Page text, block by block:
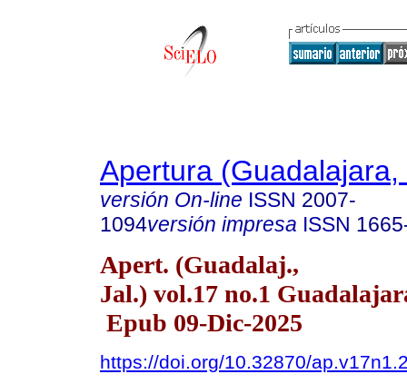
Apertura (Guadalajara,
versión On-line ISSN 2007-
1094versión impresa ISSN
Apert. (Guadalaj.,
Jal.) vol.17 no.1
Epub 09-Dic-2025
https://doi.org/10.32870/